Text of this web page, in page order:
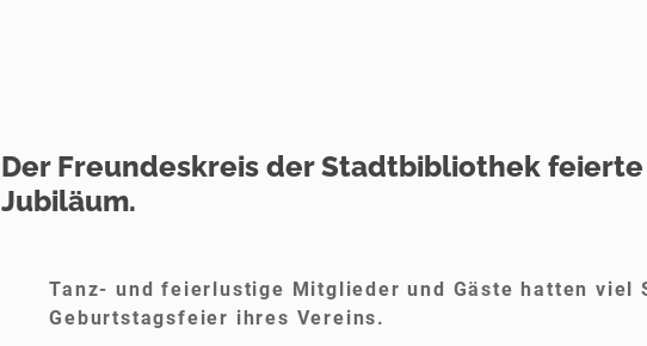
Der Freundeskreis der Stadtbibliothek
Jubiläum.
Tanz- und feierlustige Mitglieder und Gäste hatten viel
Geburtstagsfeier ihres Vereins.